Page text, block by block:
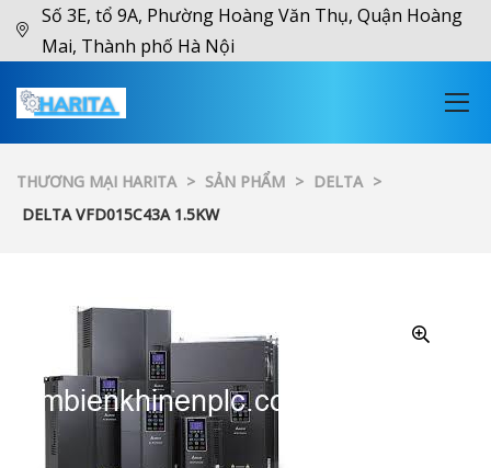
Số 3E, tổ 9A, Phường Hoàng Văn Thụ, Quận Hoàng
Mai, Thành phố Hà Nội
THƯƠNG MẠI HARITA > SẢN PHẨM > DELTA >
DELTA VFD015C43A 1.5KW